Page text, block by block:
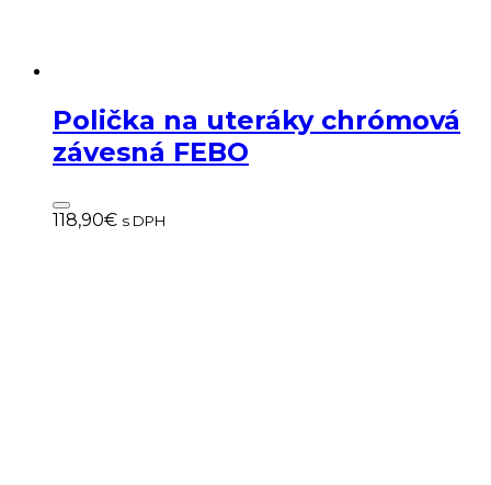
Polička na uteráky chrómová
závesná FEBO
118,90€ s DPH